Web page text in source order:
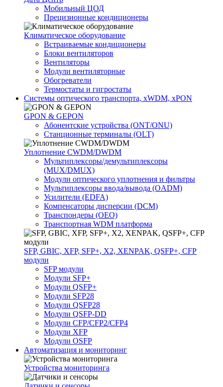
Мобильный ЦОД
Прецизионные кондиционеры
Климатичeское оборудование
Встраиваемые кондиционеры
Блоки вентиляторов
Вентиляторы
Модули вентиляторные
Обогреватели
Термостаты и гигростаты
Системы оптического транспорта, xWDM, xPON
GPON & GEPON
Абонентские устройства (ONT/ONU)
Станционные терминалы (OLT)
Уплотнение CWDM/DWDM
Мультиплексоры/демультиплексоры
(MUX/DMUX)
Модули оптического уплотнения и фильтры
Мультиплексоры ввода/вывода (OADM)
Усилители (EDFA)
Компенсаторы дисперсии (DCM)
Транспондеры (OEO)
Транспортная WDM платформа
SFP, GBIC, XFP, SFP+, X2, XENPAK, QSFP+, CFP
модули
SFP модули
Модули SFP+
Модули QSFP+
Модули SFP28
Модули QSFP28
Модули QSFP-DD
Модули CFP/CFP2/CFP4
Модули XFP
Модули OSFP
Автоматизация и мониторинг
Устройства мониторинга